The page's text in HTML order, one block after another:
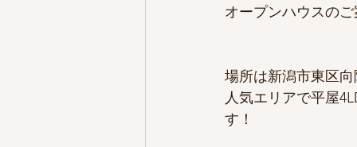
オープンハウスの
場所は新潟市東区向
人気エリアで平屋
す！